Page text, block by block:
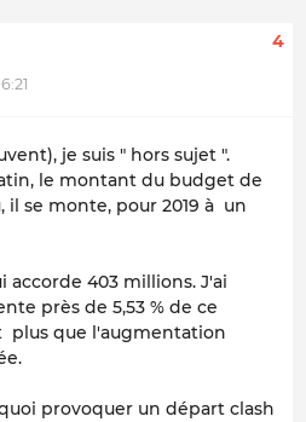
4
je suis " hors sujet ".
le montant du budget de
il se monte, pour 2019 à un
accorde 403 millions. J'ai
près de 5,53 % de ce
que l'augmentation
provoquer un départ clash